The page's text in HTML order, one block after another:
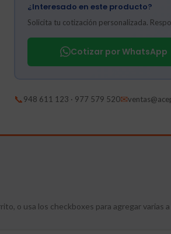
¿Interesado en este producto?
Solicita tu cotización personalizada.
Cotizar por WhatsApp
📞948 611 123 · 977 579 520✉
o usa los checkboxes para agregar varias a